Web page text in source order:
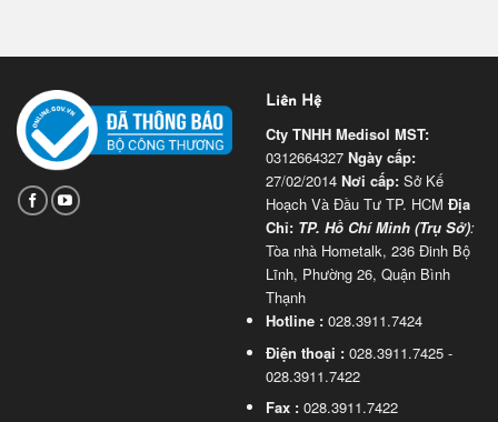
Liên Hệ
Cty TNHH Medisol MST:
0312664327 Ngày cấp:
27/02/2014 Nơi cấp: Sở Kế
Hoạch Và Đầu Tư TP. HCM Địa
Chỉ: TP. Hồ Chí Minh (Trụ Sở):
Tòa nhà Hometalk, 236 Đinh Bộ
Lĩnh, Phường 26, Quận Bình
Thạnh
Hotline : 028.3911.7424
Điện thoại : 028.3911.7425 -
028.3911.7422
Fax : 028.3911.7422